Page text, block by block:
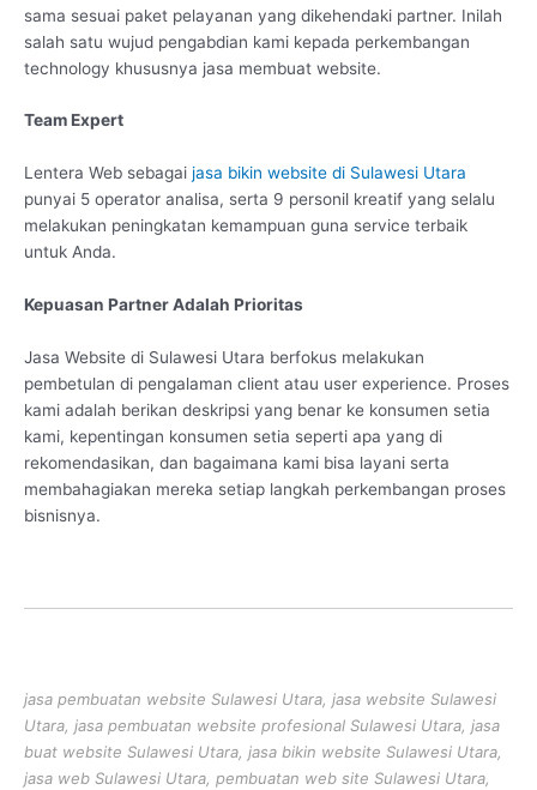
sama sesuai paket pelayanan yang dikehendaki partner. Inilah
salah satu wujud pengabdian kami kepada perkembangan
technology khususnya jasa membuat website.
Team Expert
Lentera Web sebagai jasa bikin website di Sulawesi Utara
punyai 5 operator analisa, serta 9 personil kreatif yang selalu
melakukan peningkatan kemampuan guna service terbaik
untuk Anda.
Kepuasan Partner Adalah Prioritas
Jasa Website di Sulawesi Utara berfokus melakukan
pembetulan di pengalaman client atau user experience. Proses
kami adalah berikan deskripsi yang benar ke konsumen setia
kami, kepentingan konsumen setia seperti apa yang di
rekomendasikan, dan bagaimana kami bisa layani serta
membahagiakan mereka setiap langkah perkembangan proses
bisnisnya.
jasa pembuatan website Sulawesi Utara, jasa website Sulawesi
Utara, jasa pembuatan website profesional Sulawesi Utara, jasa
buat website Sulawesi Utara, jasa bikin website Sulawesi Utara,
jasa web Sulawesi Utara, pembuatan web site Sulawesi Utara,